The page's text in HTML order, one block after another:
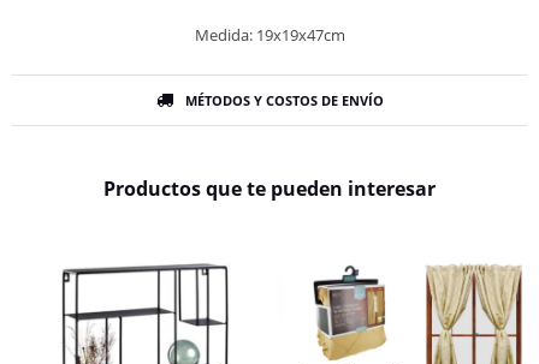
Medida: 19x19x47cm
MÉTODOS Y COSTOS DE ENVÍO
Productos que te pueden interesar